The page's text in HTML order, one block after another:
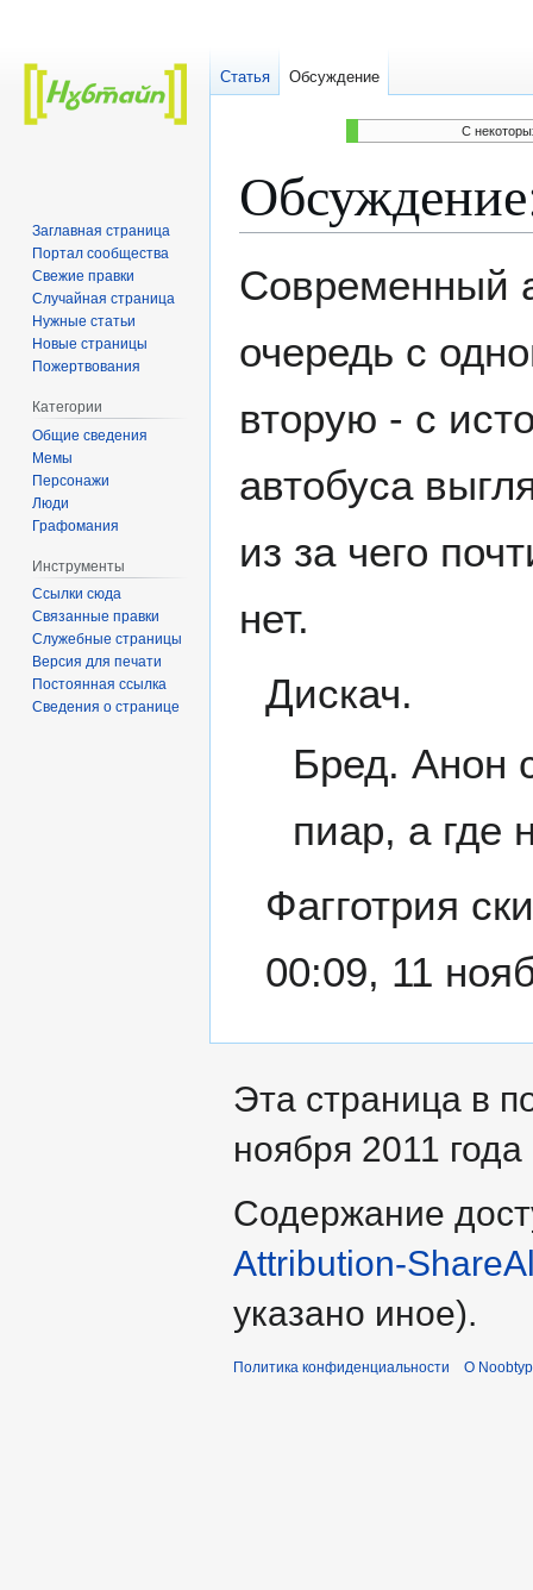
C
Обсуждение
ккСовременный
очередь с
вторую - с
автобуса
из за чего
нет.
Дискач.
Бред. Анон
пиар, а где
Фагготрия
00:09, 11
Статья Обсуждение
Заглавная страница
Портал сообщества
Свежие правки
Случайная страница
Нужные статьи
Новые страницы
Пожертвования
Категории
Общие сведения
Мемы
Персонажи
Люди
Графомания
Инструменты
Ссылки сюда
Связанные правки
Служебные страницы
Версия для печати
Постоянная ссылка
Сведения о странице
Эта страница в
ноября 2011
Содержание
Attribution-
указано иное).
Политика конфиденциальности О